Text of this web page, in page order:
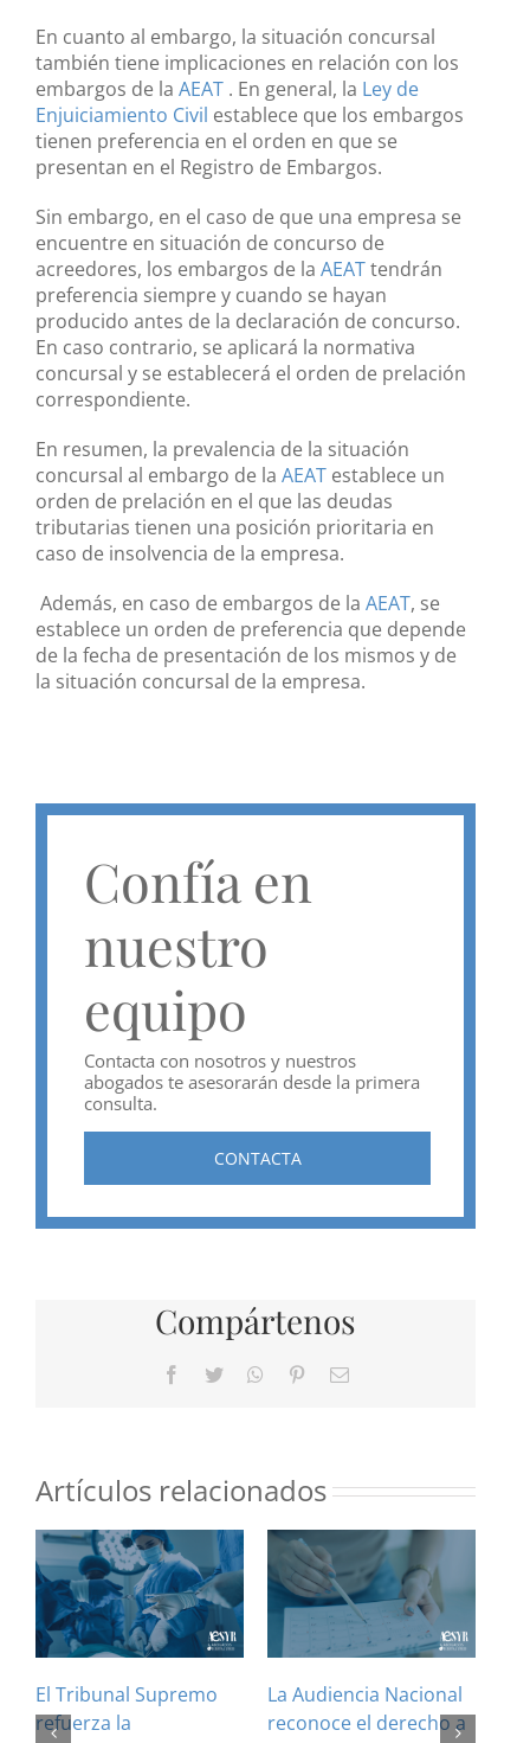
En cuanto al embargo, la situación concursal
también tiene implicaciones en relación con los
embargos de la AEAT . En general, la Ley de
Enjuiciamiento Civil establece que los embargos
tienen preferencia en el orden en que se
presentan en el Registro de Embargos.
Sin embargo, en el caso de que una empresa se
encuentre en situación de concurso de
acreedores, los embargos de la AEATtendrán
preferencia siempre y cuando se hayan
producido antes de la declaración de concurso.
En caso contrario, se aplicará la normativa
concursal y se establecerá el orden de prelación
correspondiente.
En resumen, la prevalencia de la situación
concursal al embargo de la AEAT establece un
orden de prelación en el que las deudas
tributarias tienen una posición prioritaria en
caso de insolvencia de la empresa.
Además, en caso de embargos de la AEAT, se
establece un orden de preferencia que depende
de la fecha de presentación de los mismos y de
la situación concursal de la empresa.
Confía en
nuestro
equipo
Contacta con nosotros y nuestros
abogados te asesorarán desde la primera
consulta.
CONTACTA
Compártenos
Facebook
Twitter WhatsApp
PinterestCorreo
Artículos relacionados
El Tribunal Supremo
refuerza la
La Audiencia Nacional
reconoce el derecho a